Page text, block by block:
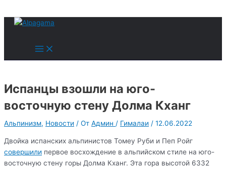
содержимому
Main
Menu
Испанцы взошли на юго-
восточную стену Долма Кханг
Альпинизм, Новости / От Админ / Гималаи / 12.06.2022
Двойка испанских альпинистов Томеу Руби и Пеп Ройг
совершили первое восхождение в альпийском стиле на юго-
восточную стену горы Долма Кханг. Эта гора высотой 6332